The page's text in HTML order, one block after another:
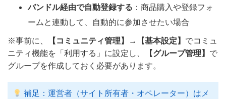
バンドル経由で自動登録する ：商品購入や登録フォ
ームと連動して、自動的に参加させたい場合
※事前に、
【コミュニティ管理】 → 【基本設定】 でコミュ
ニティ機能を「利用する」に設定し、
【グループ管理】 で
グループを作成しておく必要があります。
補足：運営者（サイト所有者・オペレーター）はメ